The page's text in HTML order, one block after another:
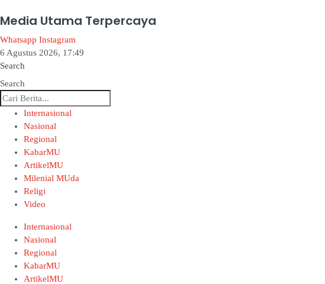
Media Utama Terpercaya
Whatsapp Instagram
6 Agustus 2026, 17:49
Search
Search
Internasional
Nasional
Regional
KabarMU
ArtikelMU
Milenial MUda
Religi
Video
Internasional
Nasional
Regional
KabarMU
ArtikelMU